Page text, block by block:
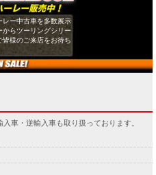
レー中古車を多数展示
からツーリングシリー
皆様のご来店をお待ち
車・逆輸入車も取り扱っております。